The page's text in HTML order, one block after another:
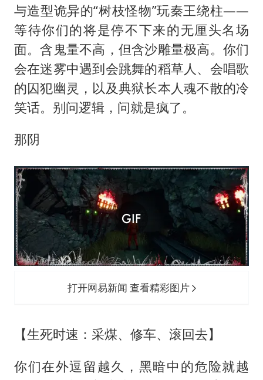
与造型诡异的“树枝怪物”玩秦王绕柱——
等待你们的将是停不下来的无厘头名场
面。含鬼量不高，但含沙雕量极高。你们
会在迷雾中遇到会跳舞的稻草人、会唱歌
的囚犯幽灵，以及典狱长本人魂不散的冷
笑话。别问逻辑，问就是疯了。
那阴
打开网易新闻 查看精彩图片
【生死时速：采煤、修车、滚回去】
你们在外逗留越久，黑暗中的危险就越